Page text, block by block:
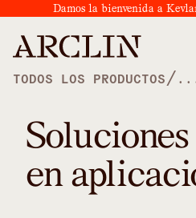
Damos la bienvenida a
TODOS LOS PRODUCTOS /
en